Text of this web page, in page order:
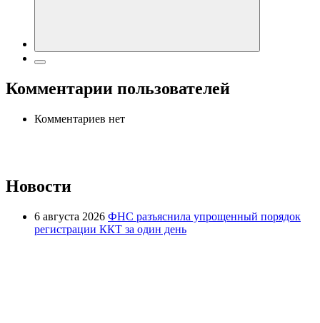
Комментарии пользователей
Комментариев нет
Новости
6 августа 2026 ФНС разъяснила упрощенный порядок
регистрации ККТ за один день